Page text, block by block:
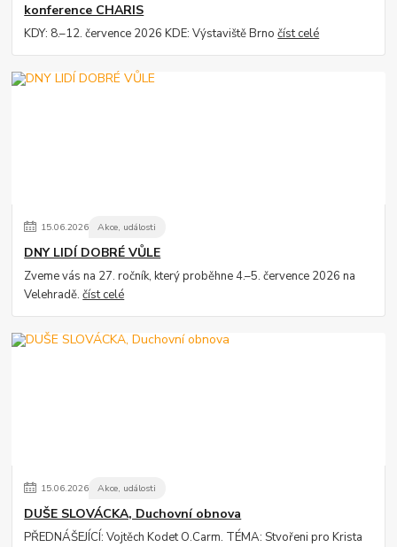
konference CHARIS
KDY: 8.–12. července 2026 KDE: Výstaviště Brnočíst celé
15.06.2026 Akce, události
DNY LIDÍ DOBRÉ VŮLE
Zveme vás na 27. ročník, který proběhne 4.–5. července 2026 na
Velehradě.číst celé
15.06.2026 Akce, události
DUŠE SLOVÁCKA, Duchovní obnova
PŘEDNÁŠEJÍCÍ: Vojtěch Kodet O.Carm. TÉMA: Stvořeni pro Krista